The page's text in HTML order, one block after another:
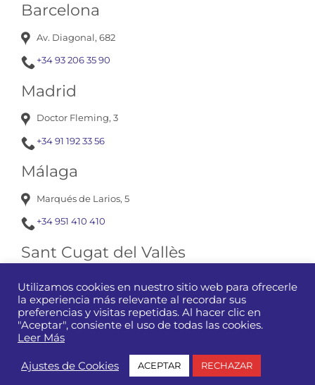
Barcelona
Av. Diagonal, 682
+34 93 206 35 90
Madrid
Doctor Fleming, 3
+34 91 192 33 56
Málaga
Marqués de Larios, 5
+34 951 410 410
Sant Cugat del Vallès
+34 93 675 12 01
Aviso Legal y Condiciones de Uso de la Web
Política de Privacidad |Política de Cookies
Utilizamos cookies en nuestro sitio web para ofrecerle
la experiencia más relevante al recordar sus
preferencias y visitas repetidas. Al hacer clic en
"Aceptar", consiente el uso de todas las cookies.
Leer Más
Ajustes de Cookies ACEPTAR RECHAZAR